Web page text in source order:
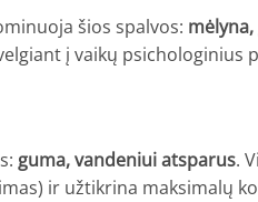
šios spalvos:
į vaikų psichologinius
guma, vandeniui atsparus.
ir užtikrina maksimalų